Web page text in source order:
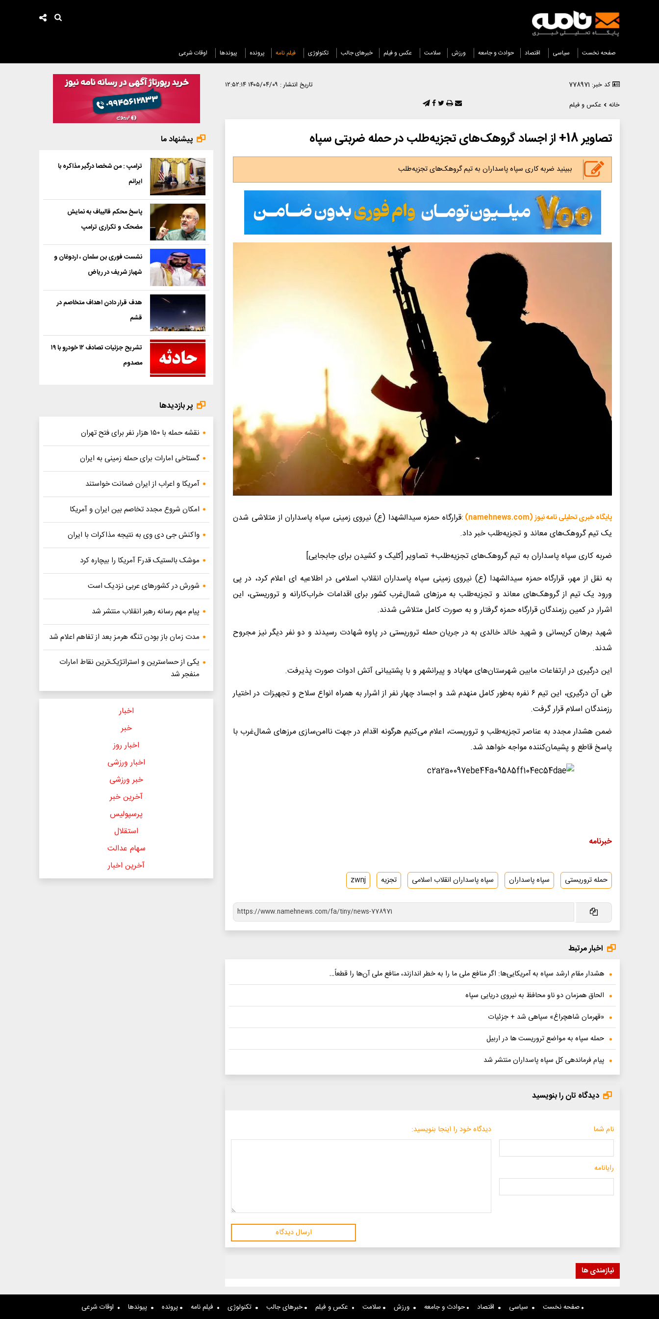
صفحه نخست سیاسی اقتصاد حوادث و جامعه ورزش سلامت عکس و فیلم خبرهای جالب تکنولوژی فیلم نامه پرونده پیوندها اوقات شرعی
کد خبر: 778971 تاریخ انتشار : ۱۴۰۵/۰۴/۰۹ ۱۲:۵۲:۱۴
خانه
عکس و فیلم
تصاویر 18+ از اجساد گروهک‌های تجزیه‌طلب در حمله ضربتی سپاه
ببینید ضربه کاری سپاه پاسداران به تیم گروهک‌های تجزیه‌طلب
پایگاه خبری تحلیلی نامه نیوز (namehnews.com) :
قرارگاه حمزه سیدالشهدا (ع) نیروی زمینی سپاه پاسداران از متلاشی شدن
یک تیم گروهک‌های معاند و تجزیه‌طلب خبر داد.
ضربه کاری سپاه پاسداران به تیم گروهک‌های تجزیه‌طلب+ تصاویر [کلیک و کشیدن برای جابجایی]
به نقل از مهر، قرارگاه حمزه سیدالشهدا (ع) نیروی زمینی سپاه پاسداران انقلاب اسلامی در اطلاعیه ای اعلام کرد، در پی
ورود یک تیم از گروهک‌های معاند و تجزیه‌طلب به مرزهای شمال‌غرب کشور برای اقدامات خراب‌کارانه و تروریستی، این
اشرار در کمین رزمندگان قرارگاه حمزه گرفتار و به صورت کامل متلاشی شدند.
شهید برهان کریسانی و شهید خالد خالدی به در جریان حمله تروریستی در پاوه شهادت رسیدند و دو نفر دیگر نیز مجروح
شدند.
این درگیری در ارتفاعات مابین شهرستان‌های مهاباد و پیرانشهر و با پشتیبانی آتش ادوات صورت پذیرفت.
طی آن درگیری، این تیم ۶ نفره به‌طور کامل منهدم شد و اجساد چهار نفر از اشرار به همراه انواع سلاح و تجهیزات در اختیار
رزمندگان اسلام قرار گرفت.
ضمن هشدار مجدد به عناصر تجزیه‌طلب و تروریست، اعلام می‌کنیم هرگونه اقدام در جهت ناامن‌سازی مرزهای شمال‌غرب با
پاسخ قاطع و پشیمان‌کننده مواجه خواهد شد.
خبرنامه
حمله تروریستی سپاه پاسداران سپاه پاسداران انقلاب اسلامی تجزیه zwnj
اخبار مرتبط
هشدار مقام ارشد سپاه به آمریکایی‌ها: اگر منافع ملی ما را به خطر اندازند، منافع ملی آن‌ها را قطعاً…
الحاق همزمان دو ناو محافظ به نیروی دریایی سپاه
«قهرمان شاهچراغ» سپاهی شد + جزئیات
حمله سپاه به مواضع تروریست ها در اربیل
پیام فرماندهی کل سپاه پاسداران منتشر شد
دیدگاه تان را بنویسید
نام شما
رایانامه
دیدگاه خود را اینجا بنویسید:
ارسال دیدگاه
نیازمندی ها
پیشنهاد ما
ترامپ : من شخصا درگیر مذاکره با
ایرانم
پاسخ محکم قالیباف به نمایش
مضحک و تکراری ترامپ
نشست فوری بن سلمان ، اردوغان و
شهباز شریف در ریاض
هدف قرار دادن اهداف متخاصم در
قشم
تشریح جزئیات تصادف ۱۲ خودرو با ۱۹
مصدوم
پر بازدیدها
نقشه حمله با ۱۵۰ هزار نفر برای فتح تهران
گستاخی امارات برای حمله زمینی به ایران
آمریکا و اعراب از ایران ضمانت خواستند
امکان شروع مجدد تخاصم‌ بین ایران و آمریکا
واکنش جی دی وی به نتیجه مذاکرات با ایران
موشک بالستیک قدرF آمریکا را بیچاره کرد
شورش در کشورهای عربی نزدیک است
پیام مهم رسانه رهبر انقلاب منتشر شد
مدت زمان باز بودن تنگه هرمز بعد از تفاهم اعلام شد
یکی از حساسترین و استراتژیک‌ترین نقاط امارات
منفجر شد
اخبار
خبر
اخبار روز
اخبار ورزشی
خبر ورزشی
آخرین خبر
پرسپولیس
استقلال
سهام عدالت
آخرین اخبار
صفحه نخست سیاسی اقتصاد حوادث و جامعه ورزش سلامت عکس و فیلم خبرهای جالب تکنولوژی فیلم نامه پرونده پیوندها اوقات شرعی